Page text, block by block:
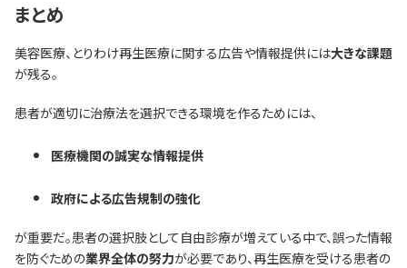
まとめ
美容医療、とりわけ再生医療に関する広告や情報提供には大きな課題
が残る。
患者が適切に治療法を選択できる環境を作るためには、
医療機関の誠実な情報提供
政府による広告規制の強化
が重要だ。患者の選択肢として自由診療が増えている中で、誤った情報
を防ぐための業界全体の努力が必要であり、再生医療を受ける患者の